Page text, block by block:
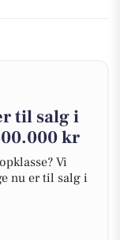
til salg i
kr
Vi
nu er til salg i